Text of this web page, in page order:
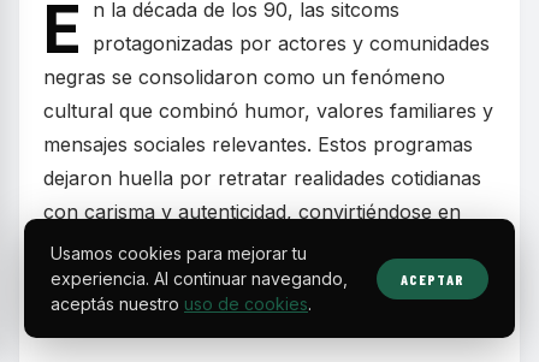
E
n la década de los 90, las sitcoms
protagonizadas por actores y comunidades
negras se consolidaron como un fenómeno
cultural que combinó humor, valores familiares y
mensajes sociales relevantes. Estos programas
dejaron huella por retratar realidades cotidianas
con carisma y autenticidad, convirtiéndose en
parte esencial de la programación televisiva de
fines de semana y en la formación de toda una
generación.
Usamos cookies para mejorar tu
experiencia. Al continuar navegando,
aceptás nuestro uso de cookies.
ACEPTAR